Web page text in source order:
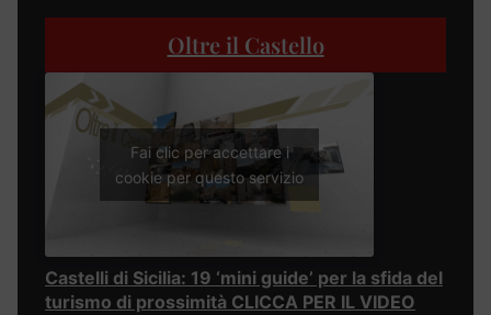
Oltre il Castello
Fai clic per accettare i
cookie per questo servizio
Castelli di Sicilia: 19 ‘mini guide’ per la sfida del
turismo di prossimità CLICCA PER IL VIDEO